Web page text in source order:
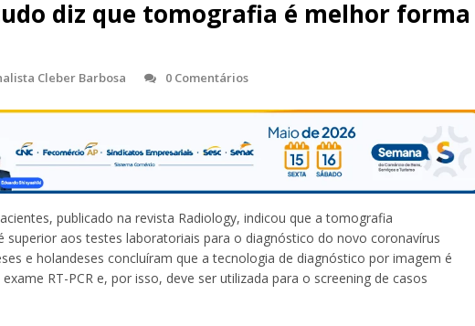
diz que tomografia é melhor forma
Cleber Barbosa 0 Comentários
publicado na revista Radiology, indicou que a tomografia
superior aos testes laboratoriais para o diagnóstico do novo coronavírus
e holandeses concluíram que a tecnologia de diagnóstico por imagem é
RT-PCR e, por isso, deve ser utilizada para o screening de casos